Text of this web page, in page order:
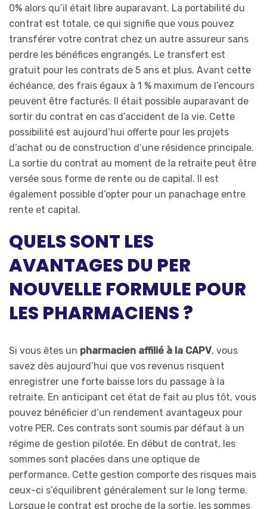
0% alors qu’il était libre auparavant. La portabilité du
contrat est totale, ce qui signifie que vous pouvez
transférer votre contrat chez un autre assureur sans
perdre les bénéfices engrangés. Le transfert est
gratuit pour les contrats de 5 ans et plus. Avant cette
échéance, des frais égaux à 1 % maximum de l’encours
peuvent être facturés. Il était possible auparavant de
sortir du contrat en cas d’accident de la vie. Cette
possibilité est aujourd’hui offerte pour les projets
d’achat ou de construction d’une résidence principale.
La sortie du contrat au moment de la retraite peut être
versée sous forme de rente ou de capital. Il est
également possible d’opter pour un panachage entre
rente et capital.
QUELS SONT LES
AVANTAGES DU PER
NOUVELLE FORMULE POUR
LES PHARMACIENS ?
Si vous êtes un pharmacien affilié à la CAPV, vous
savez dès aujourd’hui que vos revenus risquent
enregistrer une forte baisse lors du passage à la
retraite. En anticipant cet état de fait au plus tôt, vous
pouvez bénéficier d’un rendement avantageux pour
votre PER. Ces contrats sont soumis par défaut à un
régime de gestion pilotée. En début de contrat, les
sommes sont placées dans une optique de
performance. Cette gestion comporte des risques mais
ceux-ci s’équilibrent généralement sur le long terme.
Lorsque le contrat est proche de la sortie, les sommes